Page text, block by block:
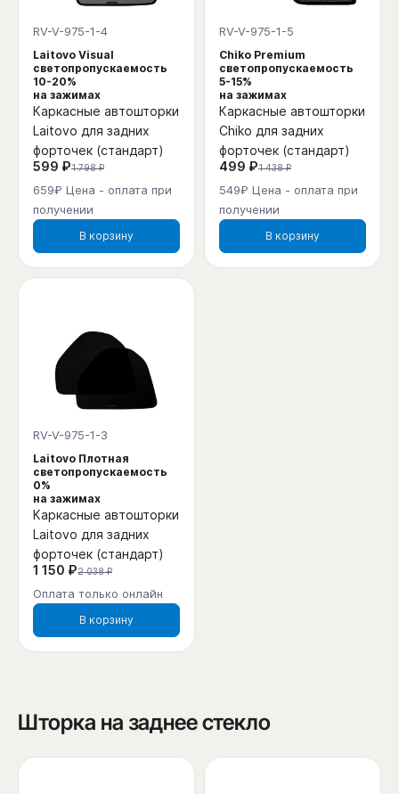
RV-V-975-1-4
Laitovo Visual
светопропускаемость
10-20%
на зажимах
Каркасные автошторки
Laitovo для задних
форточек (стандарт)
599 ₽1 798 ₽
659₽ Цена - оплата при
получении
В корзину
RV-V-975-1-5
Chiko Premium
светопропускаемость
5-15%
на зажимах
Каркасные автошторки
Chiko для задних
форточек (стандарт)
499 ₽1 438 ₽
549₽ Цена - оплата при
получении
В корзину
RV-V-975-1-3
Laitovo Плотная
светопропускаемость
0%
на зажимах
Каркасные автошторки
Laitovo для задних
форточек (стандарт)
1 150 ₽2 038 ₽
Оплата только онлайн
В корзину
Шторка на заднее стекло